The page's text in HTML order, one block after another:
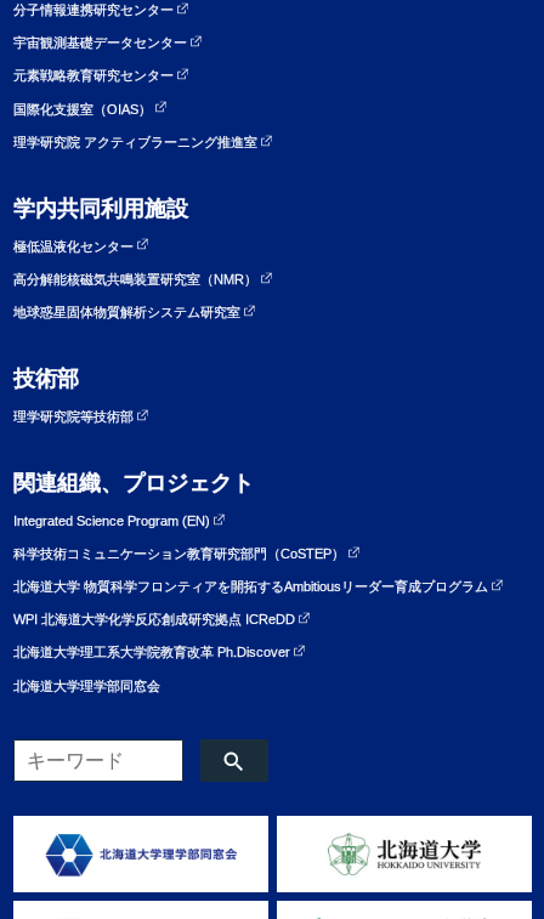
分子情報連携研究センター
宇宙観測基礎データセンター
元素戦略教育研究センター
国際化支援室（OIAS）
理学研究院 アクティブラーニング推進室
学内共同利用施設
極低温液化センター
高分解能核磁気共鳴装置研究室（NMR）
地球惑星固体物質解析システム研究室
技術部
理学研究院等技術部
関連組織、プロジェクト
Integrated Science Program (EN)
科学技術コミュニケーション教育研究部門（CoSTEP）
北海道大学 物質科学フロンティアを開拓するAmbitiousリーダー育成プログラム
WPI 北海道大学化学反応創成研究拠点 ICReDD
北海道大学理工系大学院教育改革 Ph.Discover
北海道大学理学部同窓会